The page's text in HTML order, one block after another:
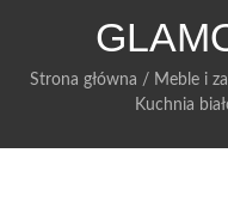
Strona główna / Meble i
Kuchnia